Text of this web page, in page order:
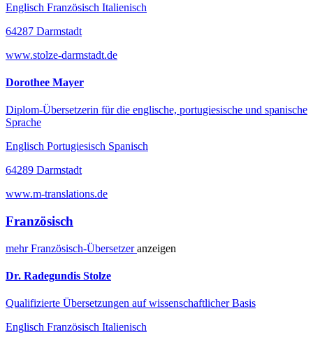
Englisch Französisch Italienisch
64287 Darmstadt
www.stolze-darmstadt.de
Dorothee Mayer
Diplom-Übersetzerin für die englische, portugiesische und spanische
Sprache
Englisch Portugiesisch Spanisch
64289 Darmstadt
www.m-translations.de
Französisch
mehrFranzösisch-Übersetzeranzeigen
Dr. Radegundis Stolze
Qualifizierte Übersetzungen auf wissenschaftlicher Basis
Englisch Französisch Italienisch